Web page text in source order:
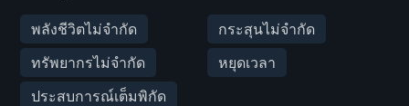
พลังชีวิตไม่จำกัด
กระสุนไม่จำกัด
ทรัพยากรไม่จำกัด
หยุดเวลา
ประสบการณ์เต็มพิกัด